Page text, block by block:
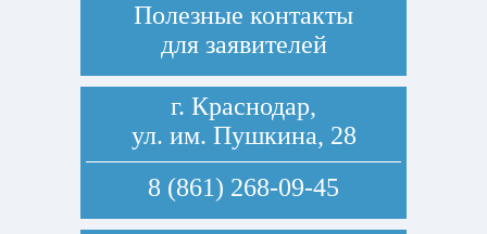
Полезные контакты
для заявителей
г. Краснодар,
ул. им. Пушкина, 28
8 (861) 268-09-45